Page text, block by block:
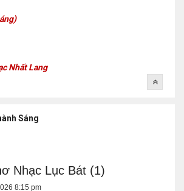
Nhất Lang
Sáng
Nhạc Lục Bát (1)
8:15 pm